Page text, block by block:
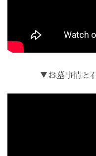
▼お墓事情と